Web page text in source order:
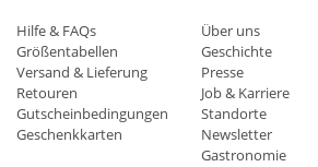
Hilfe & FAQs
Größentabellen
Versand & Lieferung
Retouren
Gutscheinbedingungen
Geschenkkarten
Über uns
Geschichte
Presse
Job & Karriere
Standorte
Newsletter
Gastronomie